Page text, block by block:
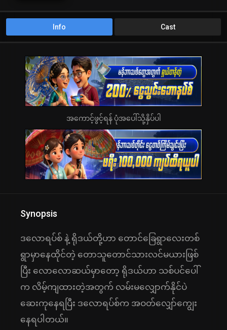
Info Cast
အကောင့်ဖွင့်ရန် ပုံအပေါ်သို့နှိပ်ပါ
Synopsis
ဒလောရပ်စ် နဲ့ ရိုဒယ်တို့ဟာ တောင်ခြေရွာလေးတစ်
ရွာမှာနေထိုင်တဲ့ တောသူတောင်သားလင်မယားဖြစ်
ပြီး လောလောဆယ်မှာတော့ ရိုဒယ်ဟာ သစ်ပင်ပေါ်
က လိမ့်ကျထားတဲ့အတွက် လမ်းမလျှောက်နိုင်ပဲ
ဆေးကုနေရပြီး ဒလောရပ်စ်က အဝတ်လျှော်ကျွေး
နေရပါတယ်။